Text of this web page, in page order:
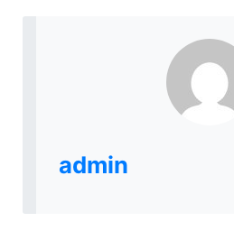
admin